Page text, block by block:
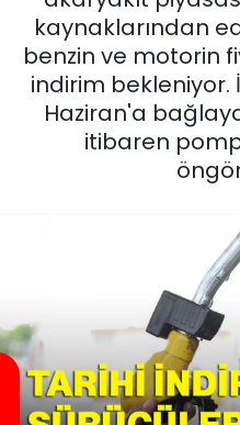
kaynaklarından
benzin ve motorin
indirim bekleniyor.
Haziran'a
itibaren
MAGAZİN
SAĞLIK
SPOR
Haber Arşivi